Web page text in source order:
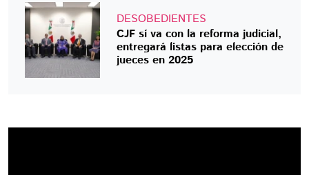
DESOBEDIENTES
CJF sí va con la reforma judicial,
entregará listas para elección de
jueces en 2025